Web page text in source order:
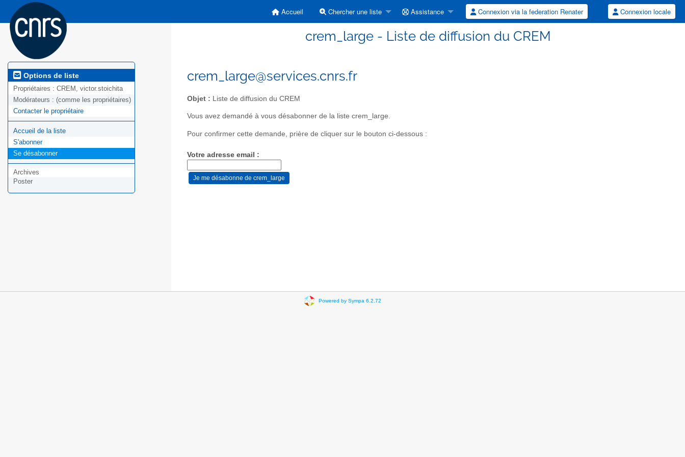
Accueil Chercher une liste Assistance Connexion via la federation Renater Connexion locale
crem_large - Liste de diffusion du CREM
Options de liste
Propriétaires : CREM, victor.stoichita
Modérateurs : (comme les propriétaires)
Contacter le propriétaire
Accueil de la liste
S'abonner
Se désabonner
Archives
Poster
crem_large@services.cnrs.fr
Objet : Liste de diffusion du CREM
Vous avez demandé à vous désabonner de la liste crem_large.
Pour confirmer cette demande, prière de cliquer sur le bouton ci-dessous :
Votre adresse email :
Powered by Sympa 6.2.72